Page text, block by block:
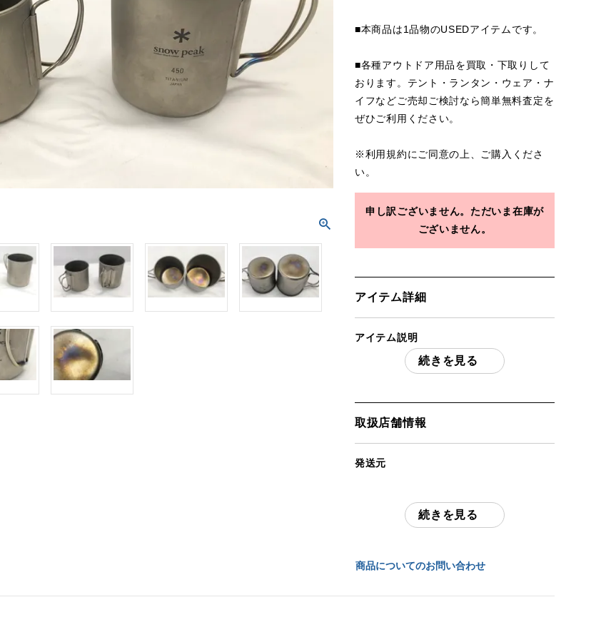
■本商品は1品物のUSEDアイテムです。
■各種アウトドア用品を買取・下取りして
おります。テント・ランタン・ウェア・ナ
イフなどご売却ご検討なら簡単無料査定を
ぜひご利用ください。
※利用規約にご同意の上、ご購入くださ
い。
申し訳ございません。ただいま在庫が
ございません。
アイテム詳細
アイテム説明
スノーピーク チタンシングルマグセット
450の底面に若干へこみがあり。
セットやおまとめ品のばら売りは対応して
続きを見る
取扱店舗情報
発送元
続きを見る
商品についてのお問い合わせ